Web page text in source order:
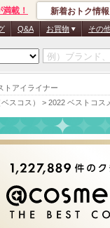
トアイライナー
スコス） > 2022 ベストコス
載！ 新着おトク情報
Q&A お買物 その